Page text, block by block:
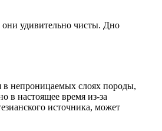
они удивительно чисты. Дно
в непроницаемых слоях породы,
в настоящее время из-за
источника, может